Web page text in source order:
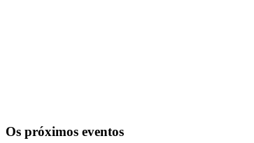
Os próximos eventos